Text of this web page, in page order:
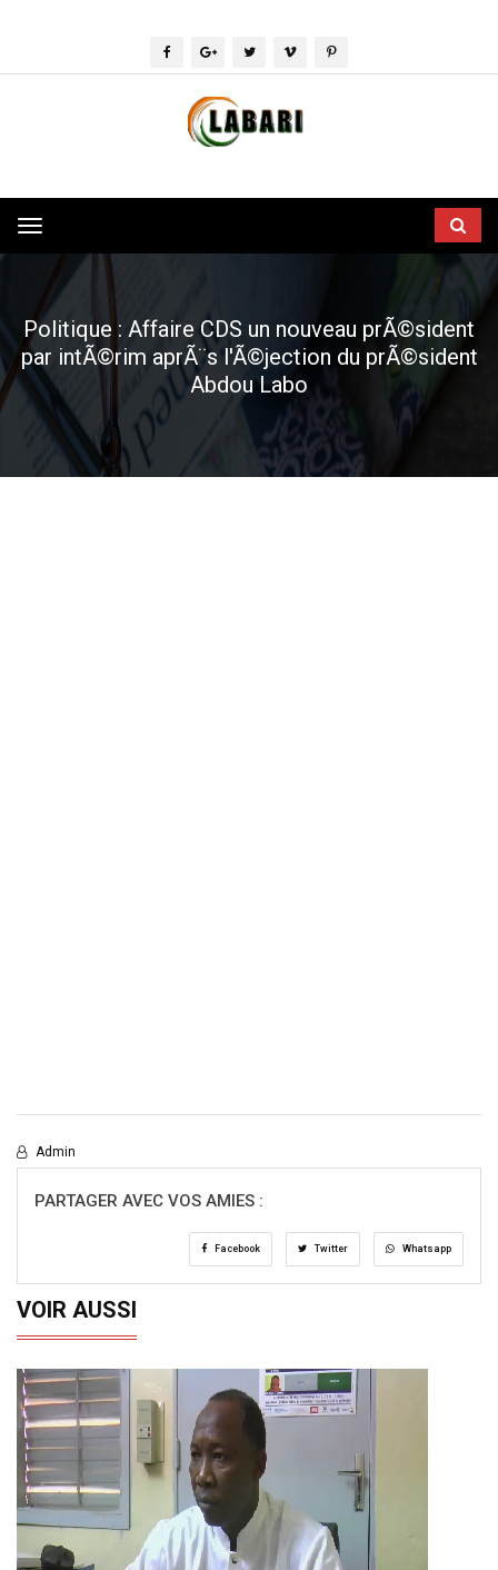
Toggle
navigation
Politique : Affaire CDS un nouveau prÃ©sident
par intÃ©rim aprÃ¨s l'Ã©jection du prÃ©sident
Abdou Labo
Admin
PARTAGER AVEC VOS AMIES :
Facebook Twitter Whatsapp
VOIR AUSSI